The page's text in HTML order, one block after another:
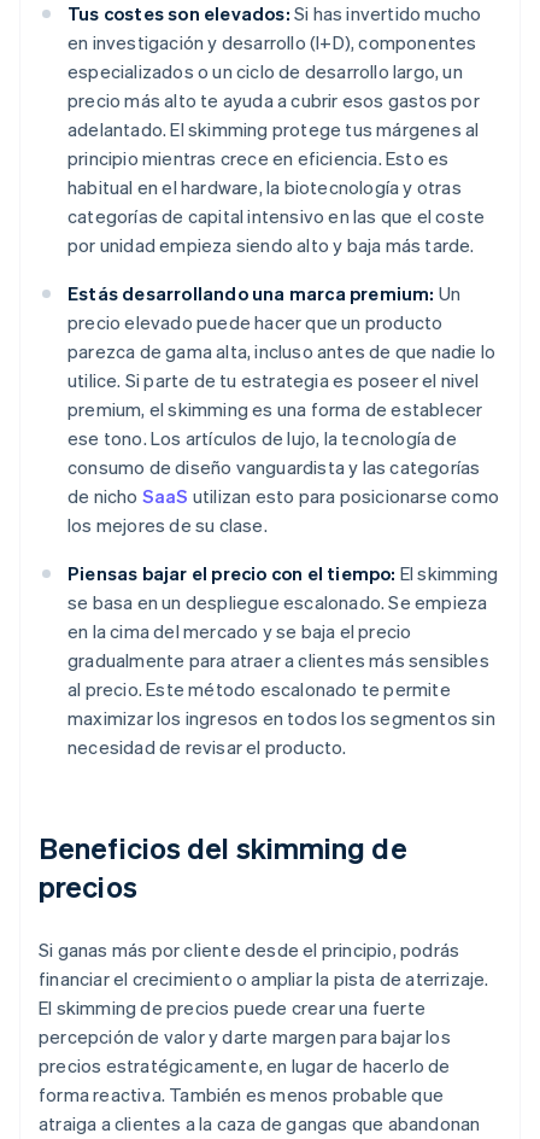
Tus costes son elevados: Si has invertido mucho
en investigación y desarrollo (I+D), componentes
especializados o un ciclo de desarrollo largo, un
precio más alto te ayuda a cubrir esos gastos por
adelantado. El skimming protege tus márgenes al
principio mientras crece en eficiencia. Esto es
habitual en el hardware, la biotecnología y otras
categorías de capital intensivo en las que el coste
por unidad empieza siendo alto y baja más tarde.
Estás desarrollando una marca premium: Un
precio elevado puede hacer que un producto
parezca de gama alta, incluso antes de que nadie lo
utilice. Si parte de tu estrategia es poseer el nivel
premium, el skimming es una forma de establecer
ese tono. Los artículos de lujo, la tecnología de
consumo de diseño vanguardista y las categorías
de nicho SaaS utilizan esto para posicionarse como
los mejores de su clase.
Piensas bajar el precio con el tiempo: El skimming
se basa en un despliegue escalonado. Se empieza
en la cima del mercado y se baja el precio
gradualmente para atraer a clientes más sensibles
al precio. Este método escalonado te permite
maximizar los ingresos en todos los segmentos sin
necesidad de revisar el producto.
Beneficios del skimming de
precios
Si ganas más por cliente desde el principio, podrás
financiar el crecimiento o ampliar la pista de aterrizaje.
El skimming de precios puede crear una fuerte
percepción de valor y darte margen para bajar los
precios estratégicamente, en lugar de hacerlo de
forma reactiva. También es menos probable que
atraiga a clientes a la caza de gangas que abandonan